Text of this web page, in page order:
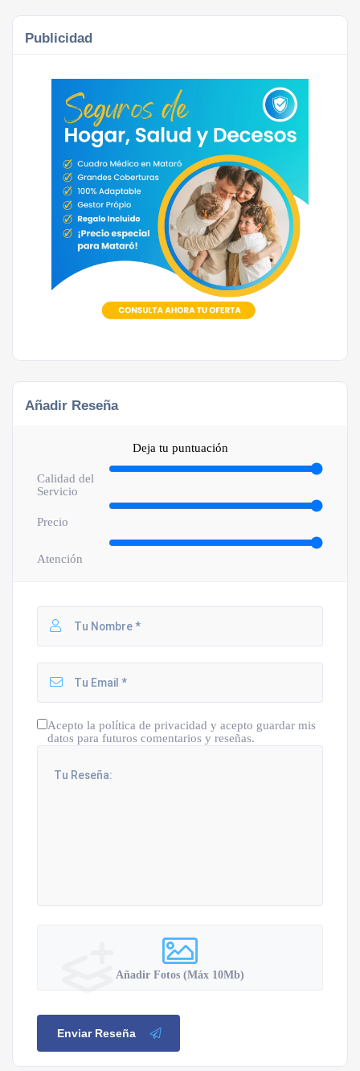
Publicidad
Añadir Reseña
Deja tu puntuación
Calidad del
Servicio
Precio
Atención
Acepto la política de privacidad y acepto guardar mis
datos para futuros comentarios y reseñas.
Añadir Fotos (Máx 10Mb)
Enviar Reseña